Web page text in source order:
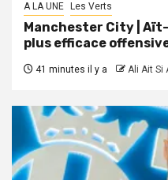
A LA UNE Les Verts
Manchester City |
plus efficace
41 minutes il y a Ali Ait Si